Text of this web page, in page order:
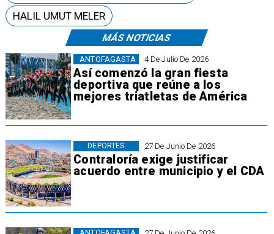
MÁS NOTICIAS
4 De Julio De 2026
Así comenzó la gran fiesta
deportiva que reúne a los
mejores triatletas de América
ANTOFAGASTA
27 De Junio De 2026
Contraloría exige justificar
acuerdo entre municipio y el CDA
DEPORTES
HALIL UMUT MELER